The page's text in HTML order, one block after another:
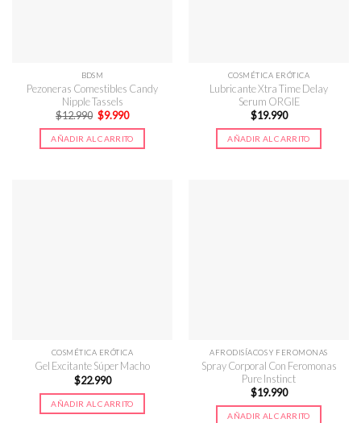
BDSM
Pezoneras Comestibles Candy
Nipple Tassels
$12.990 El
precio
original
era:
$12.990.
$9.990El
actual
es:
$9.990.
AÑADIR AL CARRITO
COSMÉTICA ERÓTICA
Lubricante Xtra Time Delay
Serum ORGIE
$19.990
AÑADIR AL CARRITO
COSMÉTICA ERÓTICA
Gel Excitante Súper Macho
$22.990
AÑADIR AL CARRITO
AFRODISÍACOS Y FEROMONAS
Spray Corporal Con Feromonas
Pure Instinct
$19.990
AÑADIR AL CARRITO